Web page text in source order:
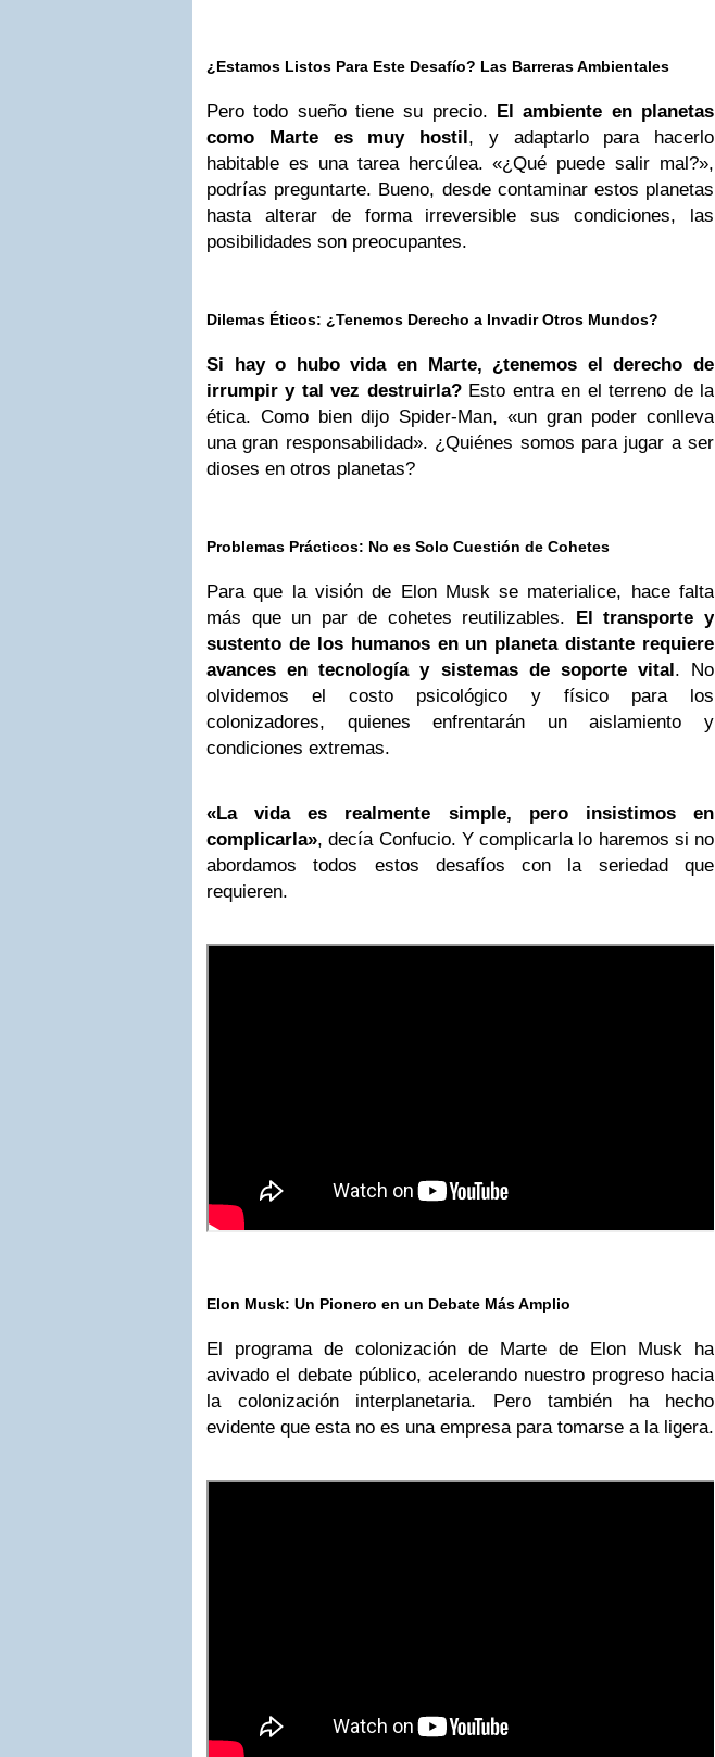
¿Estamos Listos Para Este Desafío? Las Barreras Ambientales
Pero todo sueño tiene su precio. El ambiente en planetas
como Marte es muy hostil, y adaptarlo para hacerlo
habitable es una tarea hercúlea. «¿Qué puede salir mal?»,
podrías preguntarte. Bueno, desde contaminar estos planetas
hasta alterar de forma irreversible sus condiciones, las
posibilidades son preocupantes.
Dilemas Éticos: ¿Tenemos Derecho a Invadir Otros Mundos?
Si hay o hubo vida en Marte, ¿tenemos el derecho de
irrumpir y tal vez destruirla?Esto entra en el terreno de la
ética. Como bien dijo Spider-Man, «un gran poder conlleva
una gran responsabilidad». ¿Quiénes somos para jugar a ser
dioses en otros planetas?
Problemas Prácticos: No es Solo Cuestión de Cohetes
Para que la visión de Elon Musk se materialice, hace falta
más que un par de cohetes reutilizables. El transporte y
sustento de los humanos en un planeta distante requiere
avances en tecnología y sistemas de soporte vital. No
olvidemos el costo psicológico y físico para los
colonizadores, quienes enfrentarán un aislamiento y
condiciones extremas.
«La vida es realmente simple, pero insistimos en
complicarla», decía Confucio. Y complicarla lo haremos si no
abordamos todos estos desafíos con la seriedad que
requieren.
Elon Musk: Un Pionero en un Debate Más Amplio
El programa de colonización de Marte de Elon Musk ha
avivado el debate público, acelerando nuestro progreso hacia
la colonización interplanetaria. Pero también ha hecho
evidente que esta no es una empresa para tomarse a la ligera.